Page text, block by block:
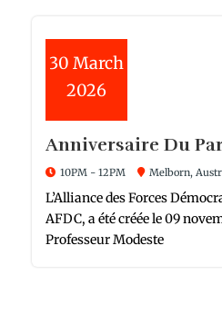
30 March
2026
Anniversaire Du
10PM - 12PM Melborn,
L’Alliance des Forces
AFDC, a été créée le 09
Professeur Modeste